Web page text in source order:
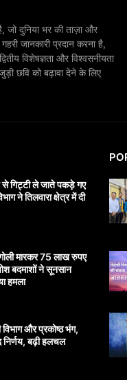
जो दुनिया भर की ताज़ा और
जानकारी प्रदान करना है,
विशेषज्ञता और विश्वसनीयता
छवि को बढ़ावा देने के लिए
गिट्टी ले जाते पकड़े गए
ने तिलवारा क्षेत्र में दी
गोली मारकर 75 लाख रुपए
बदमाशों ने सूनसान
हमला
और प्रकोष्ठ भंग,
निर्णय, बढ़ी हलचल